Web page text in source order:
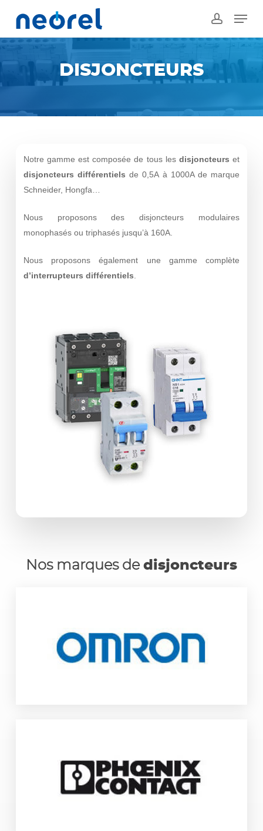
main
account
Menu
DISJONCTEURS
Notre gamme est composée de tous les disjoncteurs et
disjoncteurs différentiels de 0,5A à 1000A de marque
Schneider, Hongfa…
Nous proposons des disjoncteurs modulaires
monophasés ou triphasés jusqu’à 160A.
Nous proposons également une gamme complète
d’interrupteurs différentiels.
Nos marques de disjoncteurs
l’automatisation industrielle depuis 1933. Avec ces 37 centres
d’automatisation implantés dans différents pays, il propose un
catalogue de plus de 200 000 produits : composants de contrôle,
composants de commutation, robotique, automatisation…
l’innovation pour l’électrification, la mise en réseau et
l’automatisation. Il conçoit, fabrique et commercialise la gamme
la plus large de produits indispensables aux électriciens, de
solutions d’automatismes et de communication pour l’industrie
dans le monde.